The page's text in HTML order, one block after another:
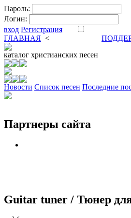
Пароль:
Логин:
вход Регистрация
ГЛАВНАЯ <
каталог христианских песен
Новости Cписок песен Последние
Партнеры сайта
Guitar tuner / Тюнер